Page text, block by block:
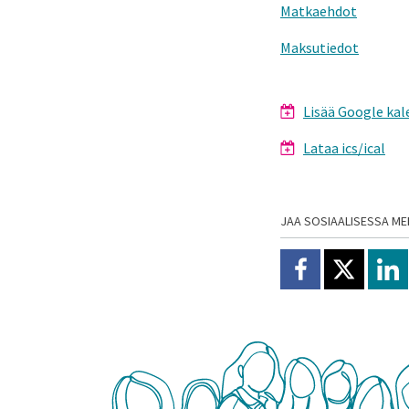
Matkaehdot
Maksutiedot
Lisää Google
Lataa ics/ical
JAA SOSIAALISESSA
Jaa Facebookissa
Jaa X:ssä